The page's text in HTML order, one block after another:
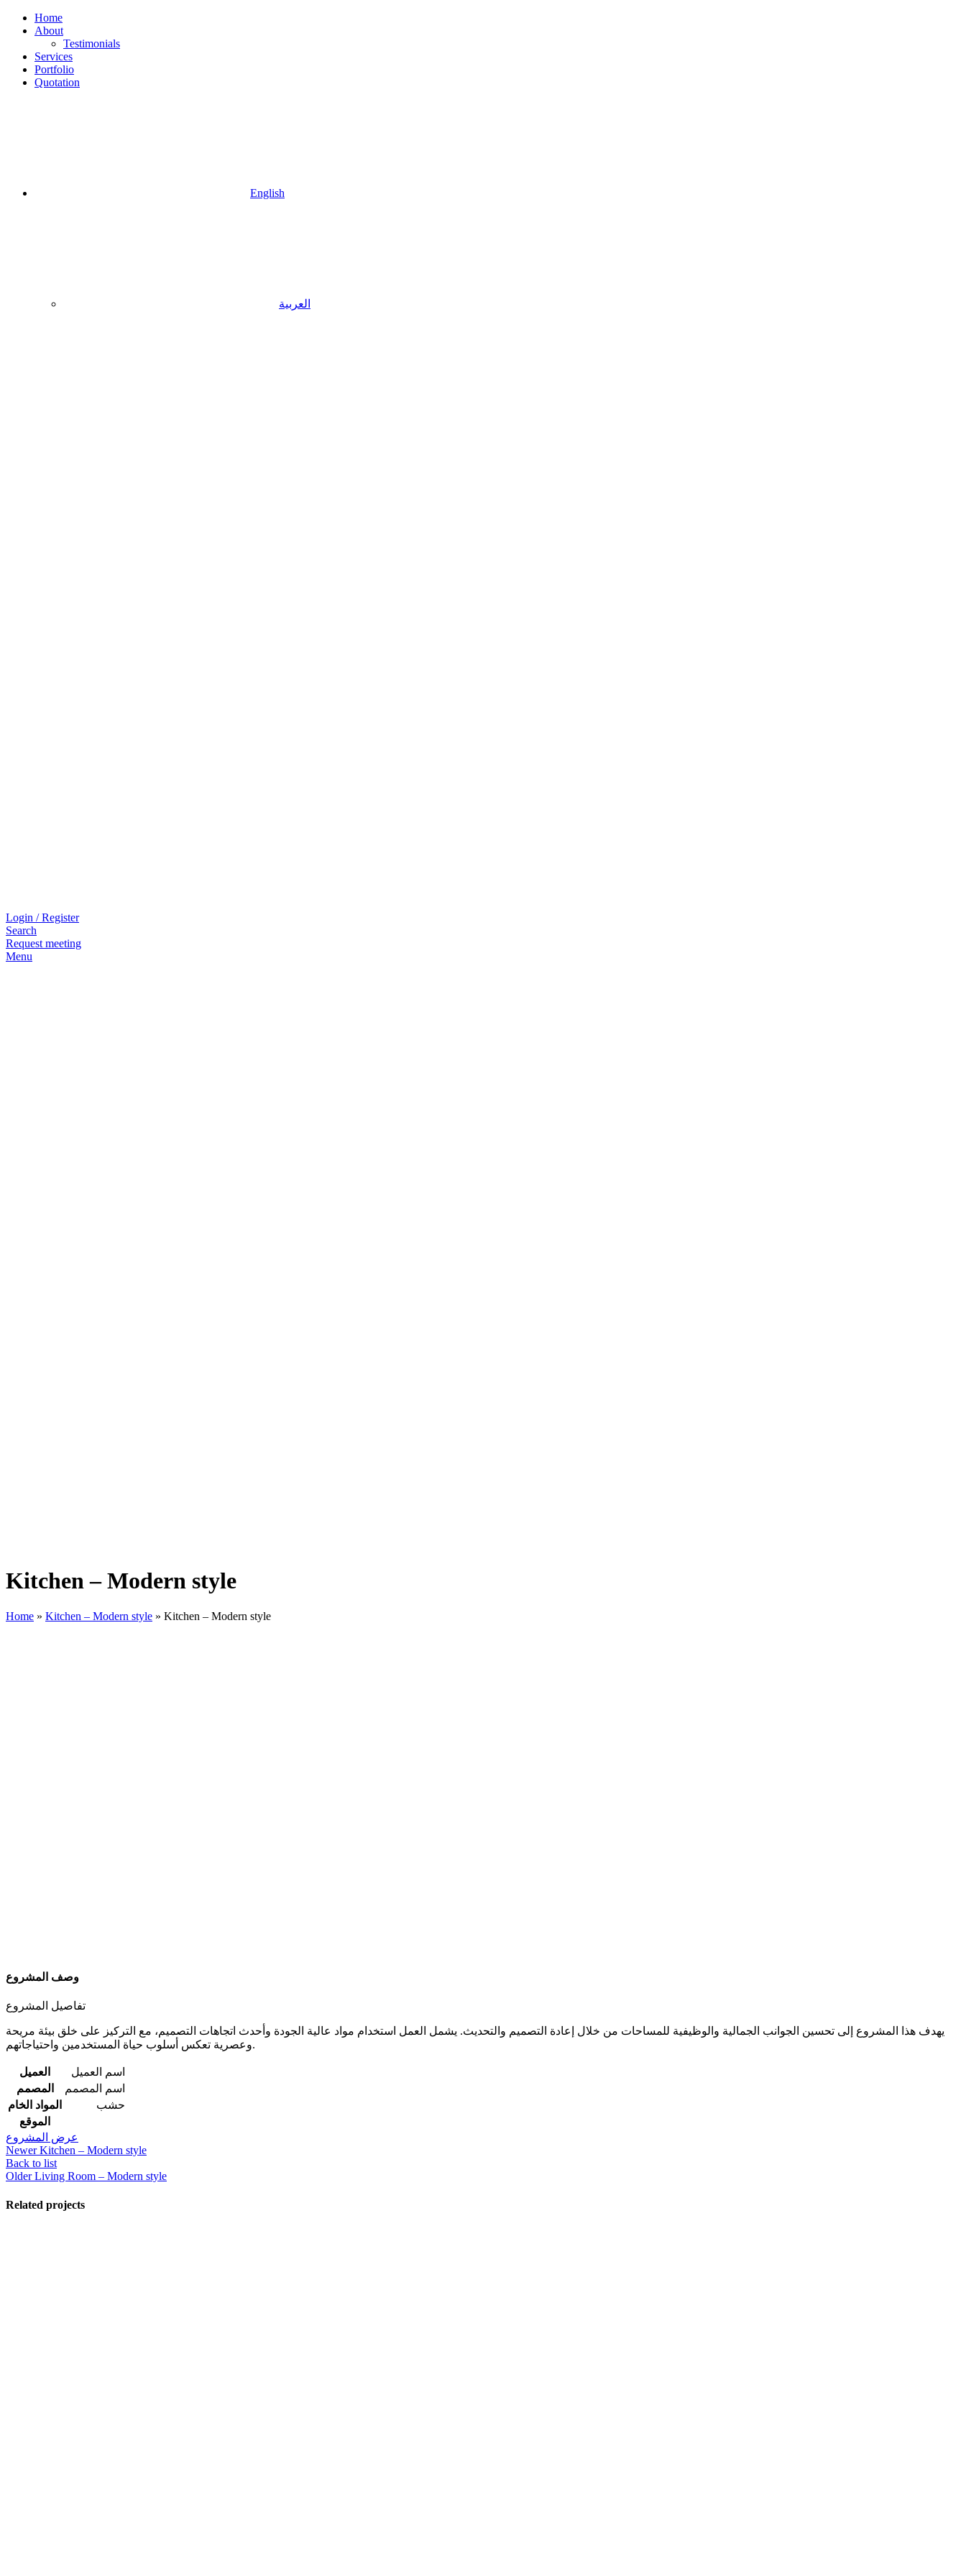
Home
About
Testimonials
Services
Portfolio
Quotation
English
العربية
Login / Register
Search
Request meeting
Menu
Kitchen – Modern style
Home » Kitchen – Modern style » Kitchen – Modern style
وصف المشروع
تفاصيل المشروع
يهدف هذا المشروع إلى تحسين الجوانب الجمالية والوظيفية للمساحات من خلال إعادة التصميم والتحديث. يشمل العمل استخدام مواد عالية الجودة وأحدث اتجاهات التصميم، مع التركيز على خلق بيئة مريحة
وعصرية تعكس أسلوب حياة المستخدمين واحتياجاتهم.
العميل
اسم العميل
المصمم
اسم المصمم
المواد الخام
حشب
الموقع
عرض المشروع
Newer Kitchen – Modern style
Back to list
Older Living Room – Modern style
Related projects